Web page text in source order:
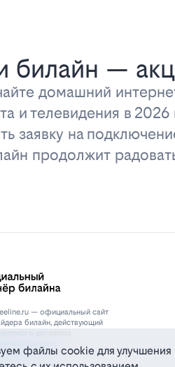
билайн —
домашний
и телевидения в
заявку на
продолжит
— официальный сайт
билайн, действующий
файлы cookie для улучшения